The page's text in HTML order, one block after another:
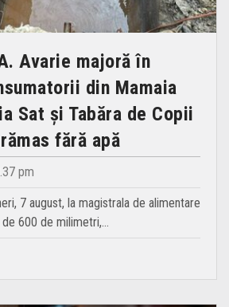
Avarie majoră în
din Mamaia
Sat și Tabăra de Copii
fără apă
pm
7 august, la magistrala de alimentare
600 de milimetri,…